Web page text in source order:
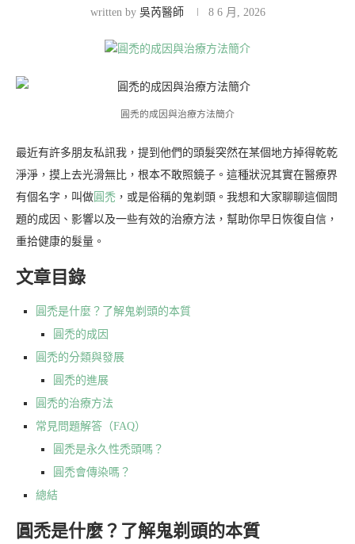
written by 吳芮醫師 8 6 月, 2026
圓禿的成因與治療方法簡介
最近有許多朋友私訊我，提到他們的頭髮突然在某個地方掉得乾乾
淨淨，摸上去光滑無比，根本不敢照鏡子。這種狀況其實在醫療界
有個名字，叫做 圓禿 ，或是俗稱的鬼剃頭。我想和大家聊聊這個問
題的成因、影響以及一些有效的治療方法，幫助你早日恢復自信，
重拾健康的髮量。
文章目錄
圓禿是什麼？了解鬼剃頭的本質
圓禿的成因
圓禿的分類與發展
圓禿的進展
圓禿的治療方法
常見問題解答（FAQ）
圓禿是永久性禿頭嗎？
圓禿會傳染嗎？
總結
圓禿是什麼？了解鬼剃頭的本質